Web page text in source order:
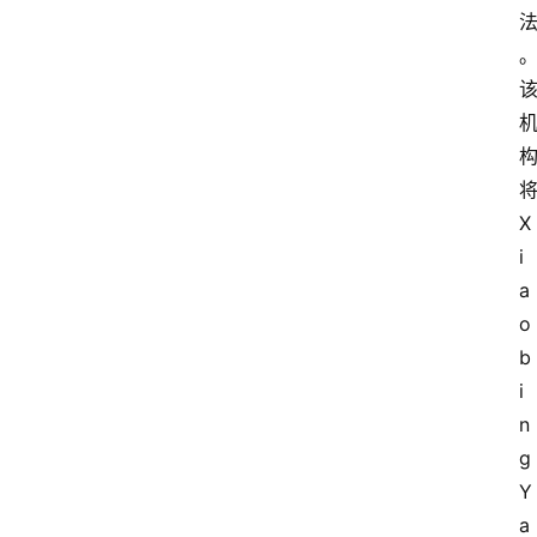
法
。
该
机
构
将
X
i
a
o
b
i
n
g
Y
a